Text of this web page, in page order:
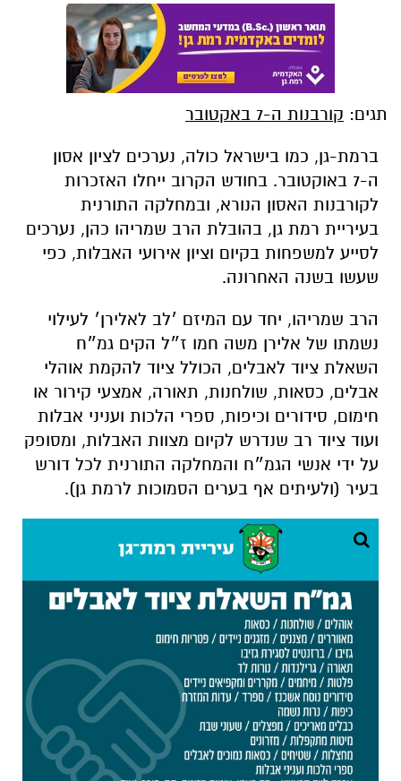
תגים: קורבנות ה-7 באקטובר
ברמת-גן, כמו בישראל כולה, נערכים לציון אסון
ה-7 באוקטובר. בחודש הקרוב ייחלו האזכרות
לקורבנות האסון הנורא, ובמחלקה התורנית
בעיריית רמת גן, בהובלת הרב שמריהו כהן, נערכים
לסייע למשפחות בקיום וציון אירועי האבלות, כפי
שעשו בשנה האחרונה.
הרב שמריהו, יחד עם המיזם ׳לב לאלירן׳ לעילוי
נשמתו של אלירן משה חמו ז״ל הקים גמ״ח
השאלת ציוד לאבלים, הכולל ציוד להקמת אוהלי
אבלים, כסאות, שולחנות, תאורה, אמצעי קירור או
חימום, סידורים וכיפות, ספרי הלכות ועניני אבלות
ועוד ציוד רב שנדרש לקיום מצוות האבלות, ומסופק
על ידי אנשי הגמ״ח והמחלקה התורנית לכל דורש
בעיר (ולעיתים אף בערים הסמוכות לרמת גן).